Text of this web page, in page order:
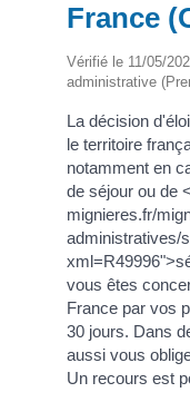
France
Vérifié le 11/05/
administrative
La décision
le territoire
notamment en
de séjour ou de
mignieres.fr/
administratives/
vous êtes
France par vos
30 jours. Dans
aussi vous
Un recours est